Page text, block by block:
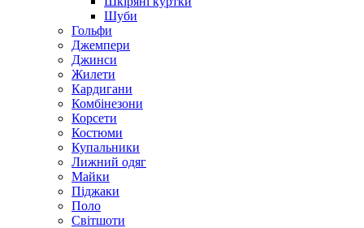
Шуби
Гольфи
Джемпери
Джинси
Жилети
Кардигани
Комбінезони
Корсети
Костюми
Купальники
Лижний одяг
Майки
Піджаки
Поло
Світшоти